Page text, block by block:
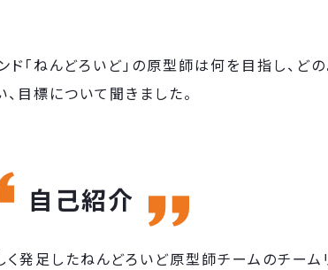
「ねんどろいど」の原型師は何を目指し、ど
目標について聞きました。
自己紹介
く発足したねんどろいど原型師チームのチー